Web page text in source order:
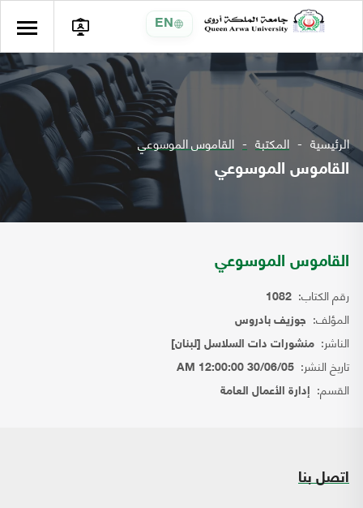
EN
الرئيسية المكتبة القاموس الموسوعي
القاموس الموسوعي
القاموس الموسوعي
رقم الكتاب: 1082
المؤلف: جوزيف بادروس
الناشر: منشورات دات السلاسل [لبنان]
تاريخ النشر: 30/06/05 12:00:00 AM
القسم: إدارة الأعمال العامة
اتصل بنا